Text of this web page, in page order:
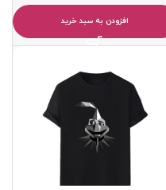
افزودن به سبد خرید